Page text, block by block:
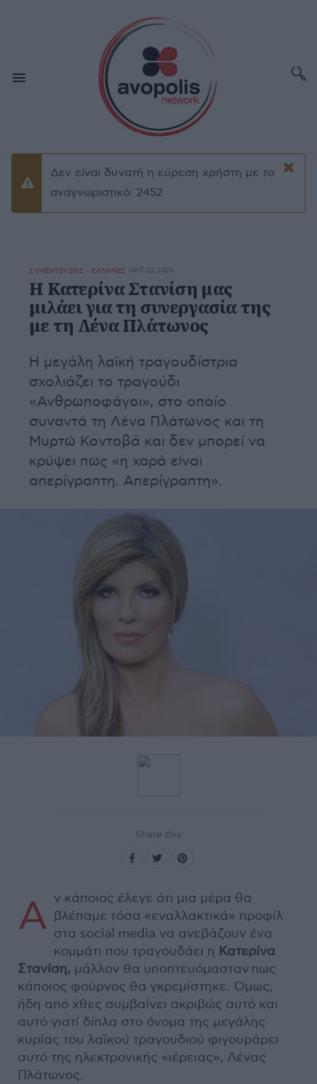
×
Προειδοποίσηση
Δεν είναι δυνατή η εύρεση χρήστη με το
αναγνωριστικό: 2452
ΣΥΝΕΝΤΕΥΞΕΙΣ - ΕΛΛΗΝΕΣ ΟΚΤ 22,2020
Η Κατερίνα Στανίση μας
μιλάει για τη συνεργασία της
με τη Λένα Πλάτωνος
Η μεγάλη λαϊκή τραγουδίστρια
σχολιάζει το τραγούδι
«Ανθρωποφάγοι», στο οποίο
συναντά τη Λένα Πλάτωνος και τη
Μυρτώ Κοντοβά και δεν μπορεί να
κρύψει πως «η χαρά είναι
απερίγραπτη. Απερίγραπτη».
Share this
Α ν κάποιος έλεγε ότι μια μέρα θα
βλέπαμε τόσα «εναλλακτικά» προφίλ
στα social media να ανεβάζουν ένα
κομμάτι που τραγουδάει η Κατερίνα
Στανίση, μάλλον θα υποπτευόμασταν πως
κάποιος φούρνος θα γκρεμίστηκε. Όμως,
ήδη από χθες συμβαίνει ακριβώς αυτό και
αυτό γιατί δίπλα στο όνομα της μεγάλης
κυρίας του λαϊκού τραγουδιού φιγουράρει
αυτό της ηλεκτρονικής «ιέρειας», Λένας
Πλάτωνος.